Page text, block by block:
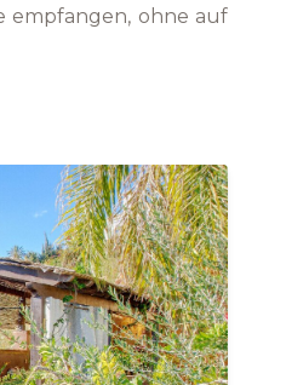
empfangen, ohne auf